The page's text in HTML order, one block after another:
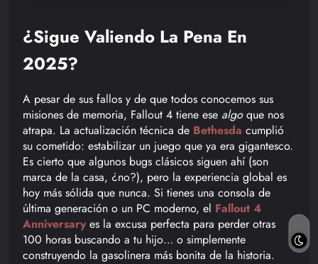
¿Sigue Valiendo La Pena En
2025?
A pesar de sus fallos y de que todos conocemos sus
misiones de memoria, Fallout 4 tiene ese algoque nos
atrapa. La actualización técnica de Bethesda cumplió
su cometido: estabilizar un juego que ya era gigantesco.
Es cierto que algunos bugs clásicos siguen ahí (son
marca de la casa, ¿no?), pero la experiencia global es
hoy más sólida que nunca. Si tienes una consola de
última generación o un PC moderno, el Fallout 4
Anniversary es la excusa perfecta para perder otras
100 horas buscando a tu hijo… o simplemente
construyendo la gasolinera más bonita de la historia.